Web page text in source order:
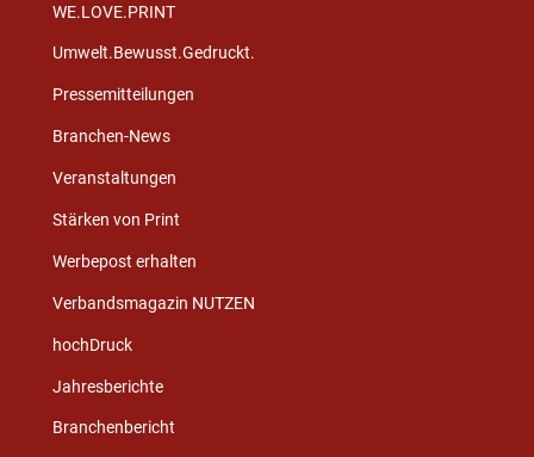
WE.LOVE.PRINT
Umwelt.Bewusst.Gedruckt.
Pressemitteilungen
Branchen-News
Veranstaltungen
Stärken von Print
Werbepost erhalten
Verbandsmagazin NUTZEN
hochDruck
Jahresberichte
Branchenbericht